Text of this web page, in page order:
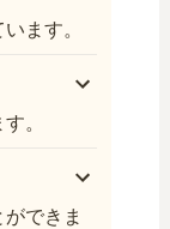
ます。
。
できま